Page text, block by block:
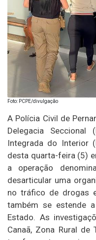
Foto: PCPE/divulgação
A Polícia Civil de
Delegacia Seccional
Integrada do Interior
desta quarta-feira (5)
a operação
desarticular uma
no tráfico de drogas
também se estende
Estado. As
Canaã, Zona Rural